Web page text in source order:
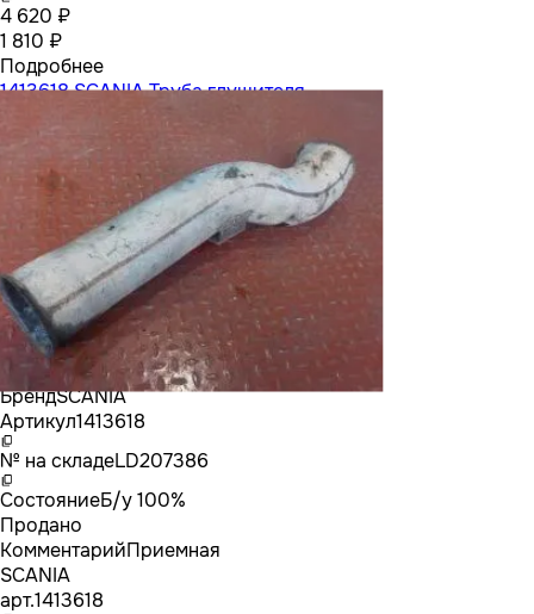
4 620 ₽
1 810 ₽
Подробнее
1413618 SCANIA Труба глушителя
БрендSCANIA
Артикул1413618
№ на складеLD207386
СостояниеБ/у 100%
Продано
КомментарийПриемная
SCANIA
арт.1413618